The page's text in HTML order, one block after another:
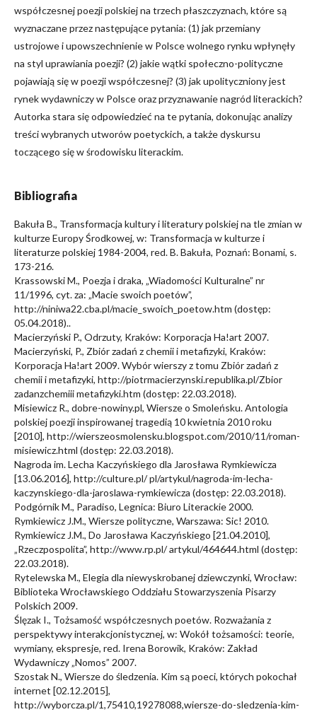
współczesnej poezji polskiej na trzech płaszczyznach, które są
wyznaczane przez następujące pytania: (1) jak przemiany
ustrojowe i upowszechnienie w Polsce wolnego rynku wpłynęły
na styl uprawiania poezji? (2) jakie wątki społeczno-polityczne
pojawiają się w poezji współczesnej? (3) jak upolityczniony jest
rynek wydawniczy w Polsce oraz przyznawanie nagród literackich?
Autorka stara się odpowiedzieć na te pytania, dokonując analizy
treści wybranych utworów poetyckich, a także dyskursu
toczącego się w środowisku literackim.
Bibliografia
Bakuła B., Transformacja kultury i literatury polskiej na tle zmian w
kulturze Europy Środkowej, w: Transformacja w kulturze i
literaturze polskiej 1984-2004, red. B. Bakuła, Poznań: Bonami, s.
173-216.
Krassowski M., Poezja i draka, „Wiadomości Kulturalne” nr
11/1996, cyt. za: „Macie swoich poetów”,
http://niniwa22.cba.pl/macie_swoich_poetow.htm (dostęp:
05.04.2018)..
Macierzyński P., Odrzuty, Kraków: Korporacja Ha!art 2007.
Macierzyński, P., Zbiór zadań z chemii i metafizyki, Kraków:
Korporacja Ha!art 2009. Wybór wierszy z tomu Zbiór zadań z
chemii i metafizyki, http://piotrmacierzynski.republika.pl/Zbior
zadanzchemiii metafizyki.htm (dostęp: 22.03.2018).
Misiewicz R., dobre-nowiny.pl, Wiersze o Smoleńsku. Antologia
polskiej poezji inspirowanej tragedią 10 kwietnia 2010 roku
[2010], http://wierszeosmolensku.blogspot.com/2010/11/roman-
misiewicz.html (dostęp: 22.03.2018).
Nagroda im. Lecha Kaczyńskiego dla Jarosława Rymkiewicza
[13.06.2016], http://culture.pl/ pl/artykul/nagroda-im-lecha-
kaczynskiego-dla-jaroslawa-rymkiewicza (dostęp: 22.03.2018).
Podgórnik M., Paradiso, Legnica: Biuro Literackie 2000.
Rymkiewicz J.M., Wiersze polityczne, Warszawa: Sic! 2010.
Rymkiewicz J.M., Do Jarosława Kaczyńskiego [21.04.2010],
„Rzeczpospolita”, http://www.rp.pl/ artykul/464644.html (dostęp:
22.03.2018).
Rytelewska M., Elegia dla niewyskrobanej dziewczynki, Wrocław:
Biblioteka Wrocławskiego Oddziału Stowarzyszenia Pisarzy
Polskich 2009.
Ślęzak I., Tożsamość współczesnych poetów. Rozważania z
perspektywy interakcjonistycznej, w: Wokół tożsamości: teorie,
wymiany, ekspresje, red. Irena Borowik, Kraków: Zakład
Wydawniczy „Nomos” 2007.
Szostak N., Wiersze do śledzenia. Kim są poeci, których pokochał
internet [02.12.2015],
http://wyborcza.pl/1,75410,19278088,wiersze-do-sledzenia-kim-